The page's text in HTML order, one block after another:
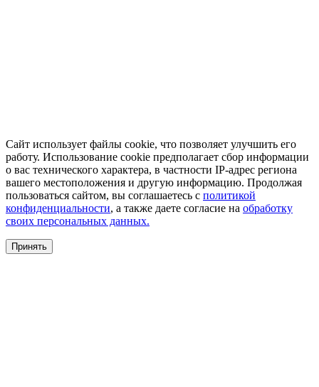
Сайт использует файлы cookie, что позволяет улучшить его
работу. Использование cookie предполагает сбор информации
о вас технического характера, в частности IP-адрес региона
вашего местоположения и другую информацию. Продолжая
пользоваться сайтом, вы соглашаетесь с политикой
конфиденциальности, а также даете согласие на обработку
своих персональных данных.
Принять